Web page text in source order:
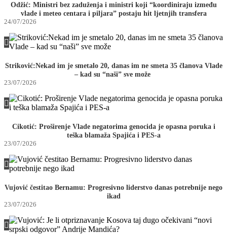
Odžić: Ministri bez zaduženja i ministri koji “koordiniraju između
vlade i meteo centara i piljara” postaju hit ljetnjih transfera
24/07/2026
Striković:Nekad im je smetalo 20, danas im ne smeta 35 članova Vlade
– kad su “naši” sve može
23/07/2026
Cikotić: Proširenje Vlade negatorima genocida je opasna poruka i
teška blamaža Spajića i PES-a
23/07/2026
Vujović čestitao Bernamu: Progresivno liderstvo danas potrebnije nego
ikad
23/07/2026